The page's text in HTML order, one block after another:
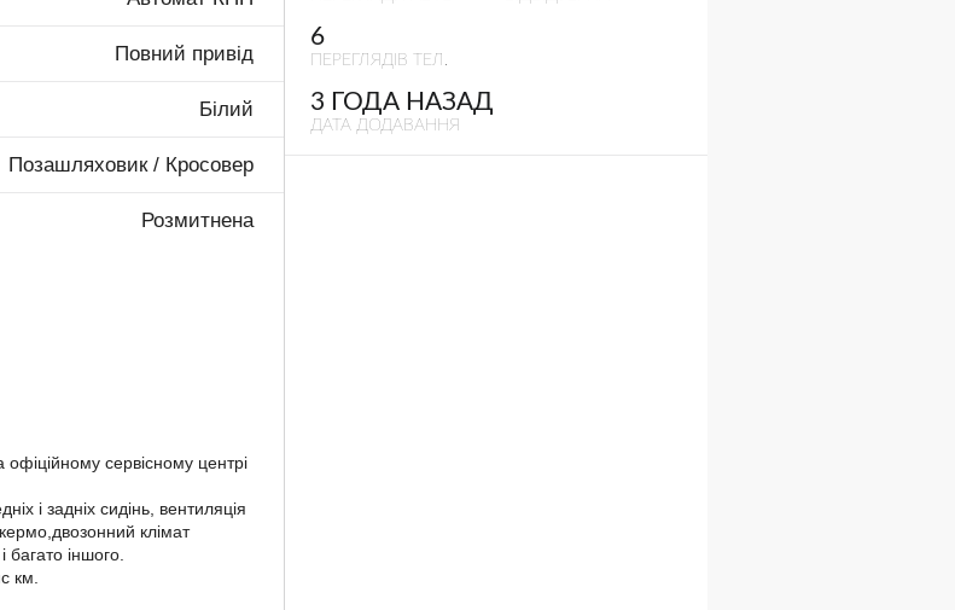
Повний привід
Білий
Позашляховик / Кросовер
Розмитнена
сервісному центрі
і задніх сидінь, вентиляція
клімат
іншого.
км.
6
ПЕРЕГЛЯДІВ ТЕЛ.
3 ГОДА НАЗАД
ДАТА ДОДАВАННЯ